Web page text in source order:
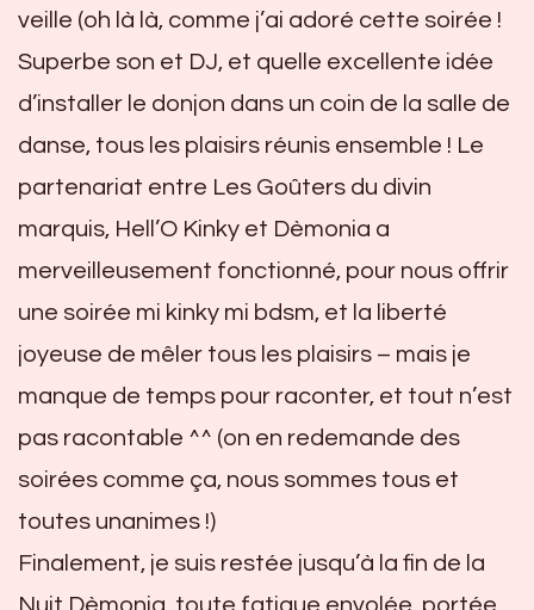
veille (oh là là, comme j’ai adoré cette soirée !
Superbe son et DJ, et quelle excellente idée
d’installer le donjon dans un coin de la salle de
danse, tous les plaisirs réunis ensemble ! Le
partenariat entre Les Goûters du divin
marquis, Hell’O Kinky et Dèmonia a
merveilleusement fonctionné, pour nous offrir
une soirée mi kinky mi bdsm, et la liberté
joyeuse de mêler tous les plaisirs – mais je
manque de temps pour raconter, et tout n’est
pas racontable ^^ (on en redemande des
soirées comme ça, nous sommes tous et
toutes unanimes !)
Finalement, je suis restée jusqu’à la fin de la
Nuit Dèmonia, toute fatigue envolée, portée